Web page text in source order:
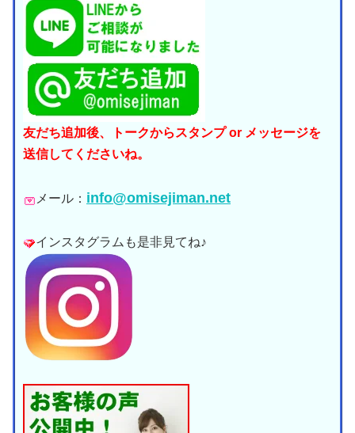
友だち追加後、トークからスタンプ or メッセージを
送信してくださいね。
メール： info@omisejiman.net
インスタグラムも是非見てね♪